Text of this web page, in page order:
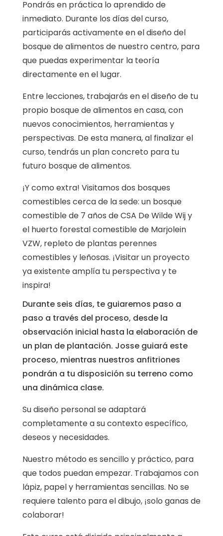
Pondrás en práctica lo aprendido de
inmediato. Durante los días del curso,
participarás activamente en el diseño del
bosque de alimentos de nuestro centro, para
que puedas experimentar la teoría
directamente en el lugar.
Entre lecciones, trabajarás en el diseño de tu
propio bosque de alimentos en casa, con
nuevos conocimientos, herramientas y
perspectivas. De esta manera, al finalizar el
curso, tendrás un plan concreto para tu
futuro bosque de alimentos.
¡Y como extra! Visitamos dos bosques
comestibles cerca de la sede: un bosque
comestible de 7 años de CSA De Wilde Wij y
el huerto forestal comestible de Marjolein
VZW, repleto de plantas perennes
comestibles y leñosas. ¡Visitar un proyecto
ya existente amplía tu perspectiva y te
inspira!
Durante seis días, te guiaremos paso a
paso a través del proceso, desde la
observación inicial hasta la elaboración de
un plan de plantación. Josse guiará este
proceso, mientras nuestros anfitriones
pondrán a tu disposición su terreno como
una dinámica clase.
Su diseño personal se adaptará
completamente a su contexto específico,
deseos y necesidades.
Nuestro método es sencillo y práctico, para
que todos puedan empezar. Trabajamos con
lápiz, papel y herramientas sencillas. No se
requiere talento para el dibujo, ¡solo ganas de
colaborar!